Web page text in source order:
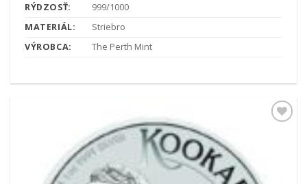
RÝDZOSŤ:
999/1000
MATERIÁL:
Striebro
VÝROBCA:
The Perth Mint